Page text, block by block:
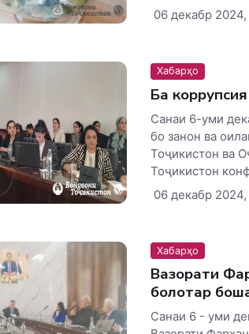
06 декабр
Хабарҳо
Ба
Санаи 6-уми
бо занон ва
Тоҷикистон ва
Тоҷикистон
06 декабр
Хабарҳо
Вазорати
болотар
Санаи 6 - уми